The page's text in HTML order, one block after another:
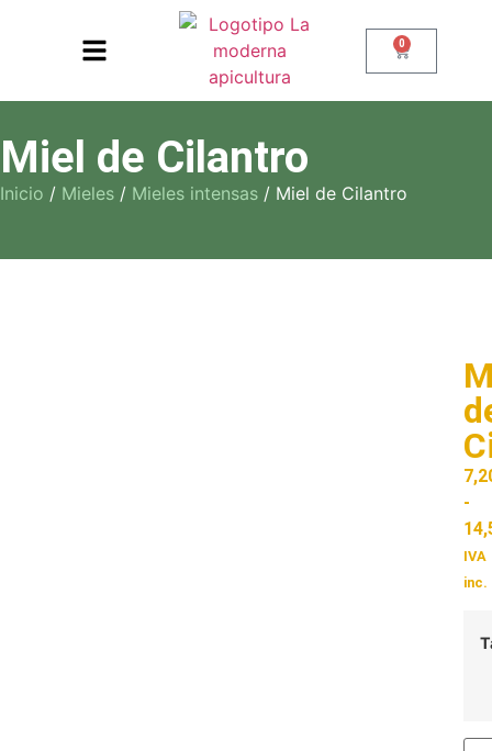
0
Miel de Cilantro
Inicio / Mieles / Mieles intensas / Miel de Cilantro
-
IVA
inc.